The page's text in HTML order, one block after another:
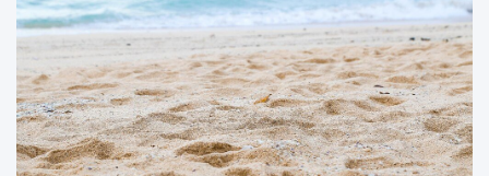
p
o
p
u
l
a
r
n
p
r
z
y
g
r
a
n